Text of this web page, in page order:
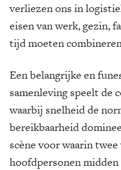
verliezen ons in
eisen van werk, gezin,
tijd moeten
Een belangrijke en
samenleving speelt de
waarbij snelheid de
bereikbaarheid
scène voor waarin
hoofdpersonen